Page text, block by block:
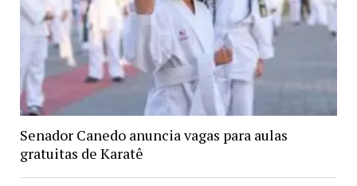
Senador Canedo anuncia vagas para aulas
gratuitas de Karatê